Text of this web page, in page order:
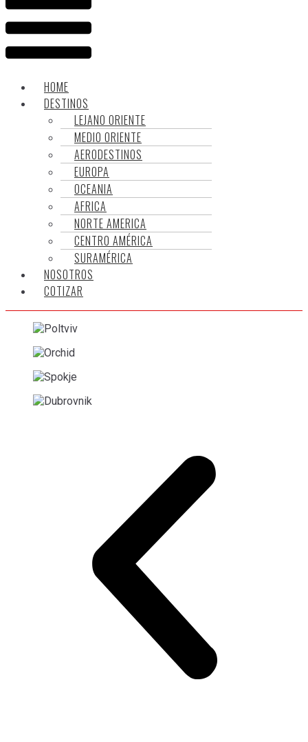
HOME
DESTINOS
LEJANO ORIENTE
MEDIO ORIENTE
AERODESTINOS
EUROPA
OCEANIA
AFRICA
NORTE AMERICA
CENTRO AMÉRICA
SURAMÉRICA
NOSOTROS
COTIZAR